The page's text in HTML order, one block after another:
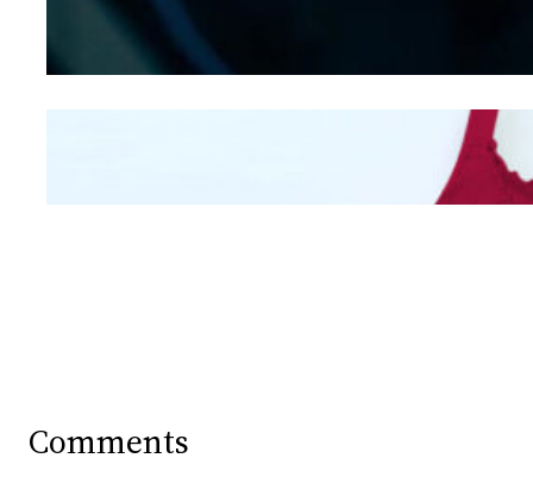
Mengintip Kepribadian
Wanita Dari Warna Bra
Comments